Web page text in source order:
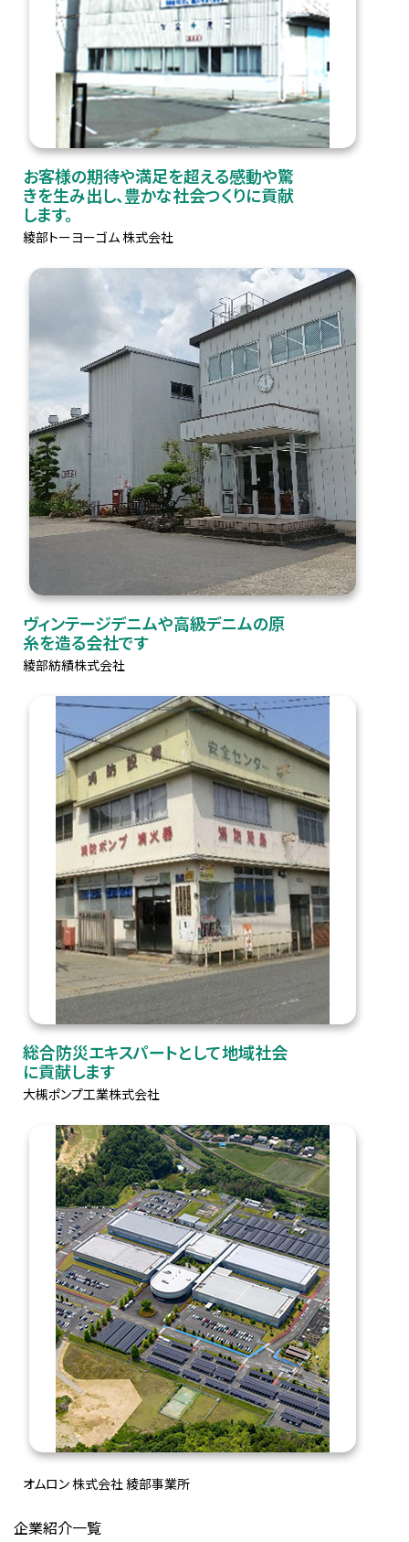
お客様の期待や満足を超える感動や驚
きを生み出し、豊かな社会つくりに貢献
します。
綾部トーヨーゴム 株式会社
ヴィンテージデニムや高級デニムの原
糸を造る会社です
綾部紡績株式会社
総合防災エキスパートとして地域社会
に貢献します
大槻ポンプ工業株式会社
オムロン 株式会社 綾部事業所
企業紹介一覧